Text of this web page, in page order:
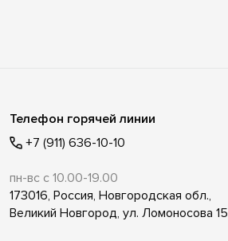
Телефон горячей линии
+7 (911) 636-10-10
пн-вс с 10.00-19.00
173016, Россия, Новгородская обл.,
Великий Новгород, ул. Ломоносова 15